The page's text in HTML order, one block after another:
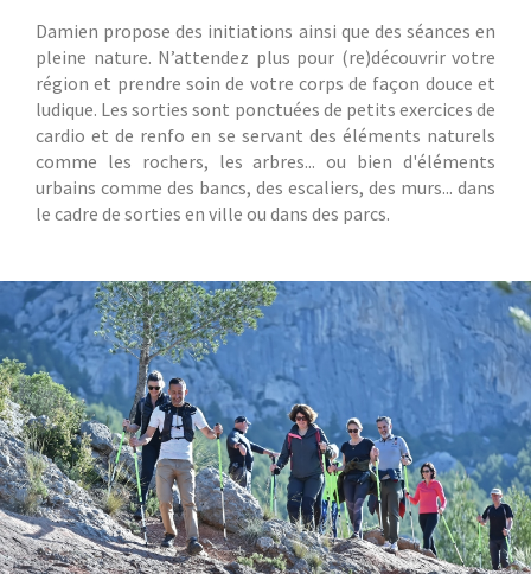
Damien propose des initiations ainsi que des séances en
pleine nature. N’attendez plus pour (re)découvrir votre
région et prendre soin de votre corps de façon douce et
ludique. Les sorties sont ponctuées de petits exercices de
cardio et de renfo en se servant des éléments naturels
comme les rochers, les arbres... ou bien d'éléments
urbains comme des bancs, des escaliers, des murs... dans
le cadre de sorties en ville ou dans des parcs.